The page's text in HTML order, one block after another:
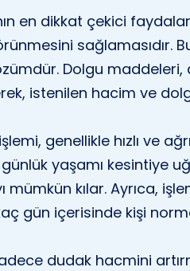
en dikkat çekici
sağlamasıdır.
Dolgu maddeleri,
istenilen hacim ve
genellikle hızlı ve
yaşamı kesintiye
kılar. Ayrıca,
gün içerisinde kişi
dudak hacmini